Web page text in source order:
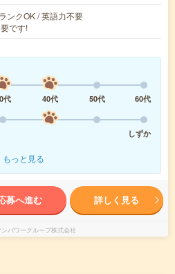
ンクOK / 英語力不要
です!
代 40代 50代
60代
しずか
もっと見る
募へ進む 詳しく見る
ンパワーグループ株式会社